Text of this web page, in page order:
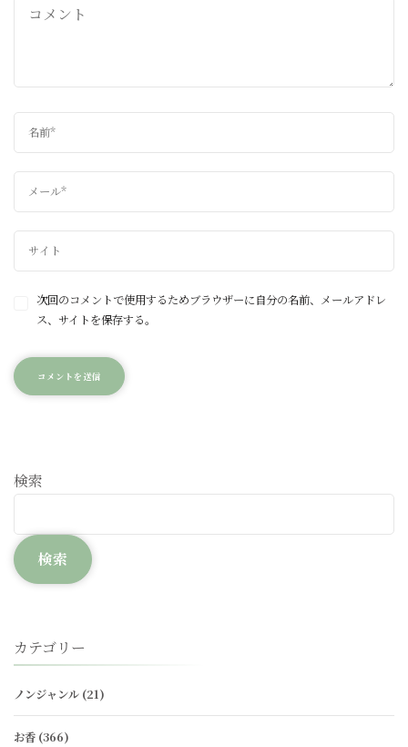
次回のコメントで使用するためブラウザーに自分の名前、メールアドレ
ス、サイトを保存する。
検索
検索
カテゴリー
ノンジャンル (21)
お香 (366)